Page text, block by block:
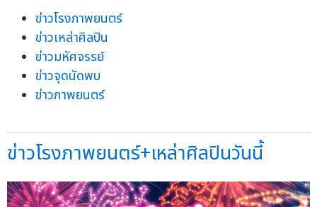
ข่าวโรงภาพยนตร์
ข่าวเหล่าศิลปิน
ข่าวมหัศจรรย์
ข่าวจุดนัดพบ
ข่าวภาพยนตร์
ข่าวโรงภาพยนตร์+เหล่าศิลปินวันนี้